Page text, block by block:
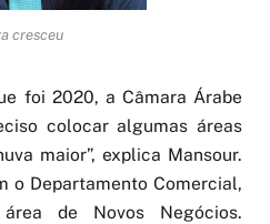
cresceu
foi 2020, a Câmara Árabe
colocar algumas áreas
maior”, explica Mansour.
o Departamento Comercial,
de Novos Negócios.